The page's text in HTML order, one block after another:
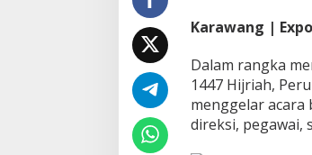
Karawang |
Dalam rangka
1447 Hijriah,
menggelar acara
direksi, pegawai,